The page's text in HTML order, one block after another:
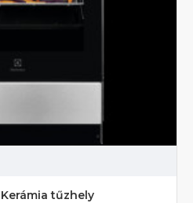
tűzhely